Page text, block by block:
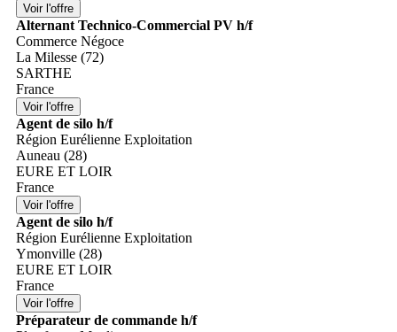
Alternant Technico-Commercial PV h/f
Commerce Négoce
La Milesse (72)
SARTHE
France
Agent de silo h/f
Région Eurélienne Exploitation
Auneau (28)
EURE ET LOIR
France
Agent de silo h/f
Région Eurélienne Exploitation
Ymonville (28)
EURE ET LOIR
France
Préparateur de commande h/f